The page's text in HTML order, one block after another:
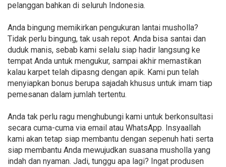
pelanggan bahkan di seluruh Indonesia.
Anda bingung memikirkan pengukuran lantai musholla?
Tidak perlu bingung, tak usah repot. Anda bisa santai dan
duduk manis, sebab kami selalu siap hadir langsung ke
tempat Anda untuk mengukur, sampai akhir memastikan
kalau karpet telah dipasng dengan apik. Kami pun telah
menyiapkan bonus berupa sajadah khusus untuk imam tiap
pemesanan dalam jumlah tertentu.
Anda tak perlu ragu menghubungi kami untuk berkonsultasi
secara cuma-cuma via email atau WhatsApp. Insyaallah
kami akan tetap siap membantu dengan sepenuh hati serta
siap membantu Anda mewujudkan suasana musholla yang
indah dan nyaman. Jadi, tunggu apa lagi? Ingat produsen